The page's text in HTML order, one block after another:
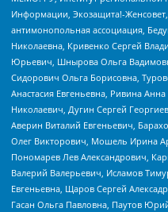
Информации, Экозащита!-
антимонопольная ассоциация,
Николаевна, Кривенко Сергей
Юрьевич, Шнырова Ольга
Сидорович Ольга Борисовна,
Анастасия Евгеньевна, Ривина
Николаевич, Дугин Сергей
Аверин Виталий Евгеньевич,
Олег Викторович, Мошель Ирина
Пономарев Лев Александрович,
Валерий Валерьевич, Исламов
Евгеньевна, Щаров Сергей
Гасан Ольга Павловна, Паутов